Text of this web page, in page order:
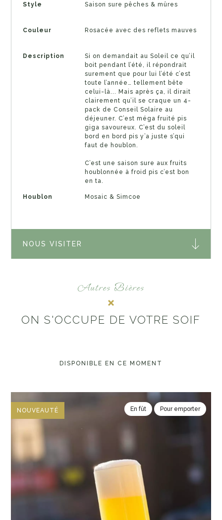
Style Saison sure pêches & mûres
Couleur Rosacée avec des reflets mauves
Description
Si on demandait au Soleil ce qu’il
boit pendant l’été, il répondrait
surement que pour lui l’été c’est
toute l’année… tellement bête
celui-là... Mais après ça, il dirait
clairement qu’il se craque un 4-
pack de Conseil Solaire au
déjeuner. C’est méga fruité pis
giga savoureux. C’est du soleil
bord en bord pis y’a juste s’qui
faut de houblon.
C’est une saison sure aux fruits
houblonnée à froid pis c’est bon
en ta.
Houblon Mosaic & Simcoe
NOUS VISITER
Autres Bières
ON S'OCCUPE DE VOTRE SOIF
DISPONIBLE EN CE MOMENT
NOUVEAUTÉ En fût Pour emporter